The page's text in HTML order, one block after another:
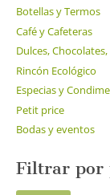
Botellas y Termos
Café y Cafeteras
Dulces,
Rincón Ecológico
Especias y
Petit price
Bodas y eventos
Filtrar por